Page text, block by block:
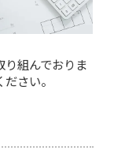
り組んでおりま
さい。